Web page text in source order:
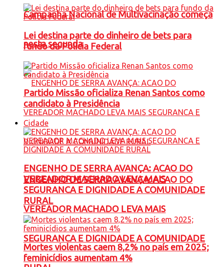
Campanha Nacional de Multivacinação começa
nesta segunda
ENGENHO DE SERRA AVANÇA: ACAO DO
VEREADOR MACHADO LEVA MAIS
SEGURANCA E DIGNIDADE A COMUNIDADE
Lei destina parte do dinheiro de bets para
fundo da Polícia Federal
Partido Missão oficializa Renan Santos como
candidato à Presidência
Cidade
ENGENHO DE SERRA AVANÇA: ACAO DO
VEREADOR MACHADO LEVA MAIS
SEGURANCA E DIGNIDADE A COMUNIDADE
RURAL
Mortes violentas caem 8,2% no país em 2025;
feminicídios aumentam 4%